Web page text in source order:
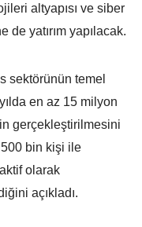
altyapısı ve siber
yatırım yapılacak.
sektörünün temel
en az 15 milyon
gerçekleştirilmesini
bin kişi ile
olarak
açıkladı.